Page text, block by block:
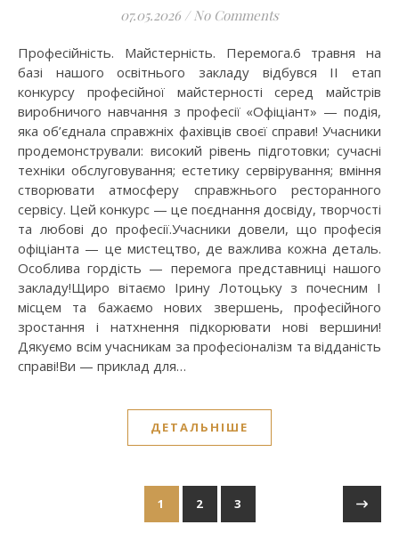
07.05.2026 / No Comments
Професійність. Майстерність. Перемога.6 травня на
базі нашого освітнього закладу відбувся ІІ етап
конкурсу професійної майстерності серед майстрів
виробничого навчання з професії «Офіціант» — подія,
яка об’єднала справжніх фахівців своєї справи! Учасники
продемонстрували: високий рівень підготовки; сучасні
техніки обслуговування; естетику сервірування; вміння
створювати атмосферу справжнього ресторанного
сервісу. Цей конкурс — це поєднання досвіду, творчості
та любові до професії.Учасники довели, що професія
офіціанта — це мистецтво, де важлива кожна деталь.
Особлива гордість — перемога представниці нашого
закладу!Щиро вітаємо Ірину Лотоцьку з почесним І
місцем та бажаємо нових звершень, професійного
зростання і натхнення підкорювати нові вершини!
Дякуємо всім учасникам за професіоналізм та відданість
справі!Ви — приклад для…
ДЕТАЛЬНІШЕ
1 2 3